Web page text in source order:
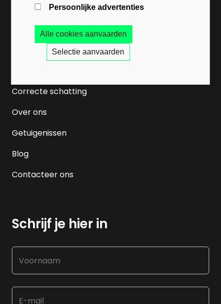
Persoonlijke advertenties
Alle cookies aanvaarden
Selectie aanvaarden
Home
Te koop
Correcte schatting
Over ons
Getuigenissen
Blog
Contacteer ons
Schrijf je hier in